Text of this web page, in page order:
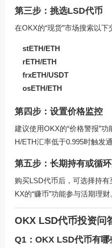
第三步：挑选LSD代币
在OKX的“现货”市场搜索以下
stETH/ETH
rETH/ETH
frxETH/USDT
osETH/ETH
第四步：设置价格监控
建议使用OKX的“价格警报”
H/ETH汇率低于0.995时触发通
第五步：长期持有或循
购买LSD代币后，可选择持
KX的“赚币”功能参与活期理财
OKX LSD代币投资问
Q1：OKX LSD代币有哪